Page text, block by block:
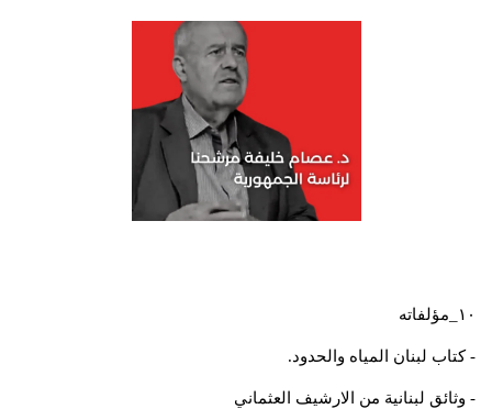
١٠_مؤلفاته
- كتاب لبنان المياه والحدود.
- وثائق لبنانية من الارشيف العثماني